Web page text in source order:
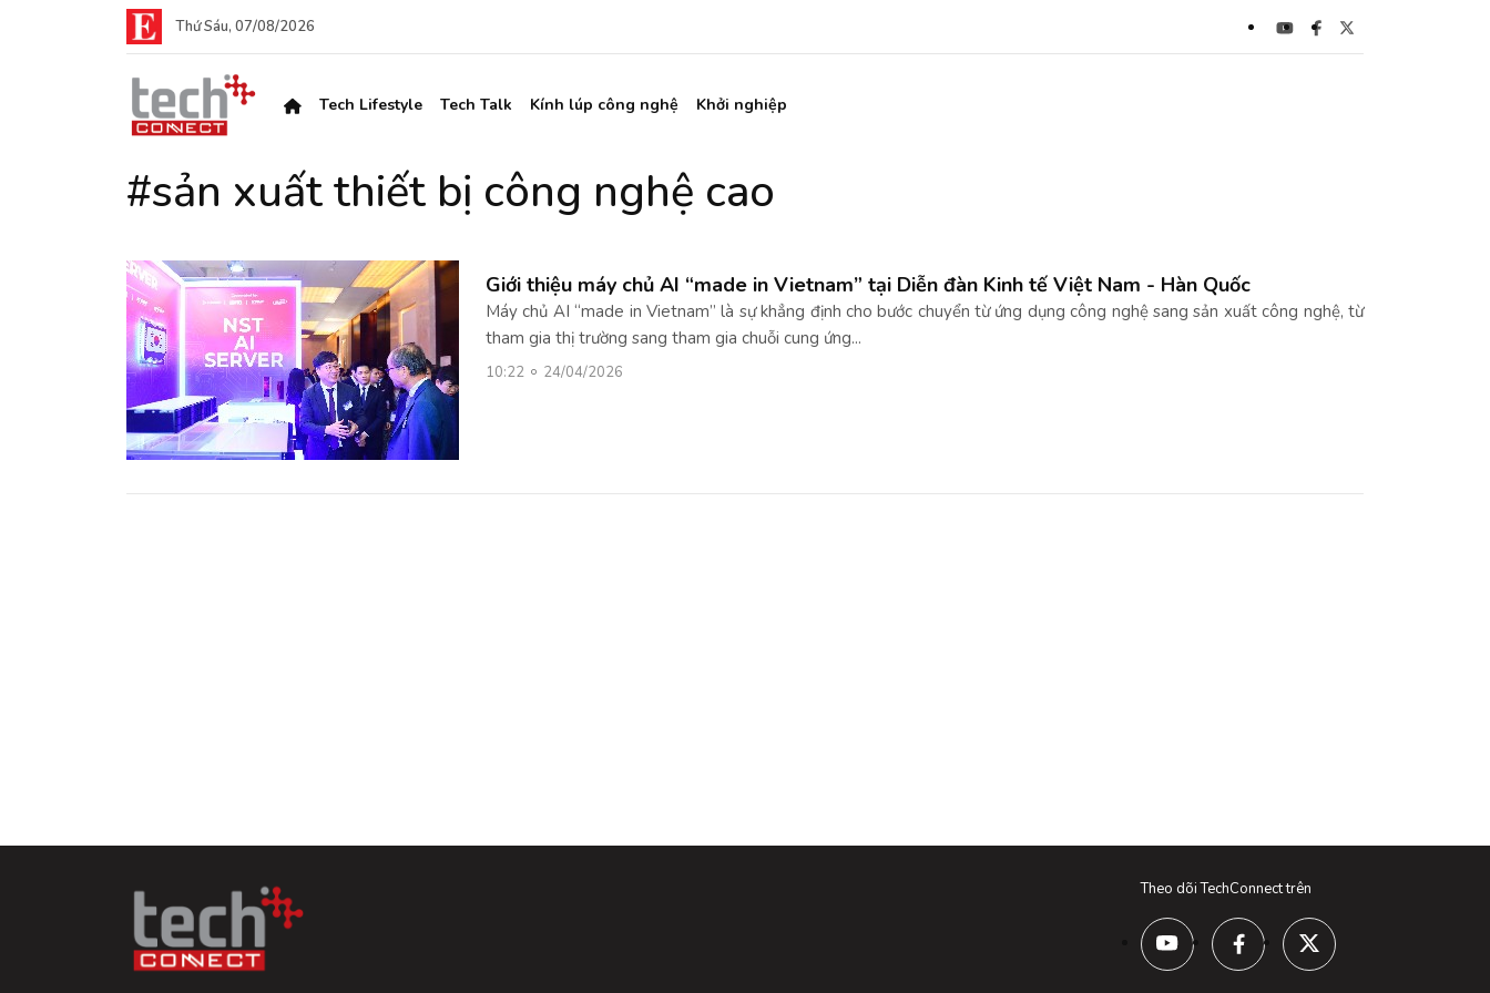
Thứ Sáu, 07/08/2026
Tech Lifestyle Tech Talk Kính lúp công nghệ Khởi nghiệp
#sản xuất thiết bị công nghệ cao
Giới thiệu máy chủ AI “made in Vietnam” tại Diễn đàn Kinh tế Việt Nam - Hàn Quốc
Máy chủ AI “made in Vietnam” là sự khẳng định cho bước chuyển từ ứng dụng công nghệ sang sản xuất công nghệ, từ
tham gia thị trường sang tham gia chuỗi cung ứng...
10:22 24/04/2026
Theo dõi TechConnect trên